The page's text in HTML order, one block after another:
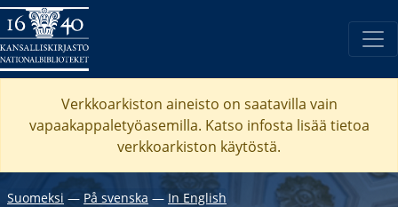
Verkkoarkiston aineisto on saatavilla vain
vapaakappaletyöasemilla. Katso infosta lisää tietoa
verkkoarkiston käytöstä.
Suomeksi ― På svenska ― In English